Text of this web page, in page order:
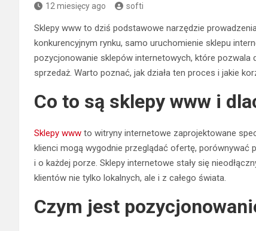
12 miesięcy ago softi
Sklepy www to dziś podstawowe narzędzie
konkurencyjnym rynku, samo uruchomienie sklepu
pozycjonowanie sklepów internetowych, które
sprzedaż. Warto poznać, jak działa ten proces i jakie
Co to są sklepy www i
Sklepy www to witryny internetowe zaprojektowane
klienci mogą wygodnie przeglądać ofertę, porównywać
i o każdej porze. Sklepy internetowe stały się
klientów nie tylko lokalnych, ale i z całego świata.
Czym jest